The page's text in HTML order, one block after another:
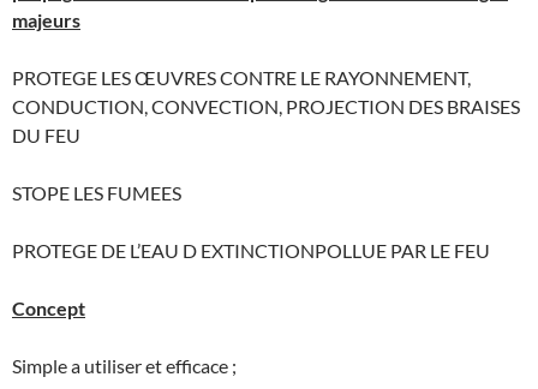
majeurs
PROTEGE LES ŒUVRES CONTRE LE RAYONNEMENT,
CONDUCTION, CONVECTION, PROJECTION DES BRAISES
DU FEU
STOPE LES FUMEES
PROTEGE DE L’EAU D EXTINCTIONPOLLUE PAR LE FEU
Concept
Simple a utiliser et efficace ;